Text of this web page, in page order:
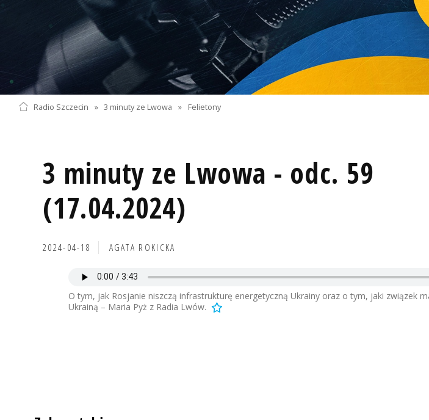
Radio Szczecin » 3 minuty ze Lwowa » Felietony
3 minuty ze Lwowa - odc. 59
(17.04.2024)
2024-04-18 AGATA ROKICKA
O tym, jak Rosjanie niszczą infrastrukturę energetyczną Ukrainy oraz o tym, jaki związek
Ukrainą – Maria Pyż z Radia Lwów.